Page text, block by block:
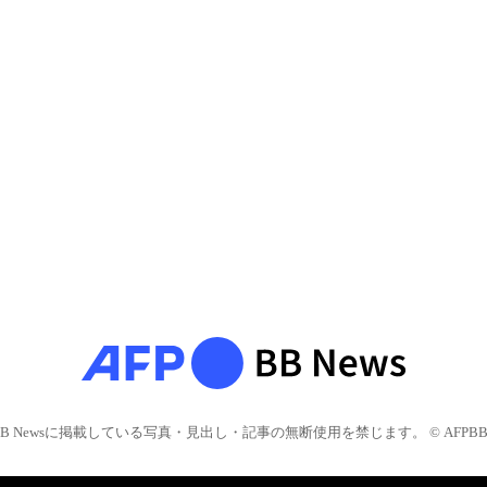
Newsに掲載している写真・見出し・記事の無断使用を禁じます。 © AFPBB